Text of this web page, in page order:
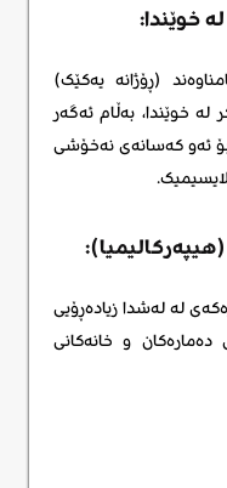
(ڕۆژانە یەکێک)
خوێندا، بەڵام ئەگەر
ئەو کەسانەی نەخۆشی
لە لەشدا زیادەڕۆیی
دەمارەکان و خانەکانی